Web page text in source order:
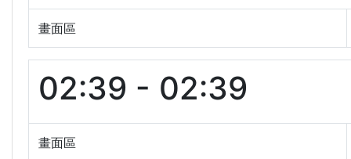
畫面區
02:39 - 02:39
畫面區